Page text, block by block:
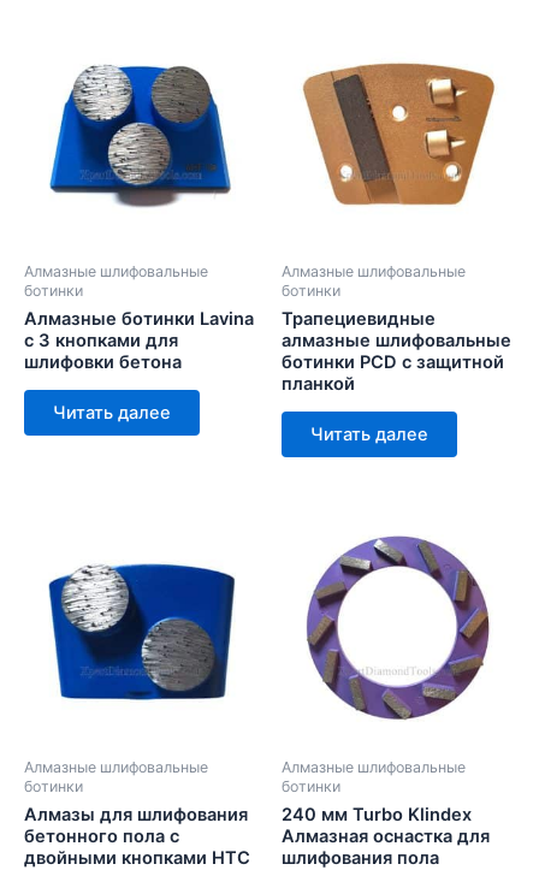
Алмазные шлифовальные
ботинки
Алмазные ботинки Lavina
с 3 кнопками для
шлифовки бетона
Читать далее
Алмазные шлифовальные
ботинки
Трапециевидные
алмазные шлифовальные
ботинки PCD с защитной
планкой
Читать далее
Алмазные шлифовальные
ботинки
Алмазы для шлифования
бетонного пола с
двойными кнопками HTC
Алмазные шлифовальные
ботинки
240 мм Turbo Klindex
Алмазная оснастка для
шлифования пола